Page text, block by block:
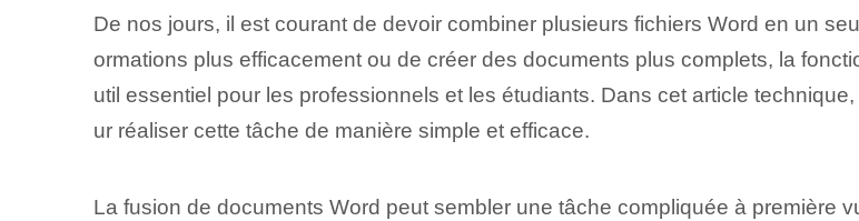
De nos jours, il est courant de devoir combiner plusieurs fichiers Word en un
ormations plus efficacement ou de créer des documents plus complets, la
util essentiel pour les professionnels et les étudiants. Dans cet article
ur réaliser cette tâche de manière simple et efficace.
La fusion de documents Word peut sembler une tâche compliquée à première